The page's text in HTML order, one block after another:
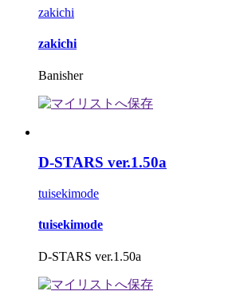
zakichi
zakichi
Banisher
D-STARS ver.1.50a
tuisekimode
tuisekimode
D-STARS ver.1.50a